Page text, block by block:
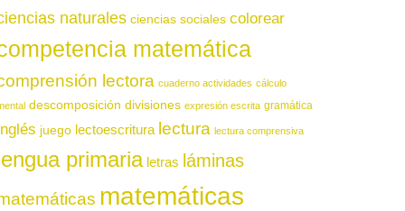
naturales ciencias sociales colorear
matemática
lectora cuaderno actividades cálculo
descomposición divisiones expresión escrita gramática
juego lectoescritura lectura lectura comprensiva
primaria letras láminas
matemáticas